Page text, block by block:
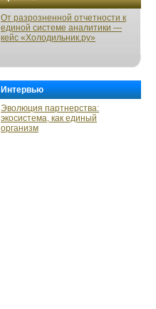
От разрозненной отчетности к
единой системе аналитики —
кейс «Холодильник.ру»
Интервью
Эволюция партнерства:
экосистема, как единый
организм